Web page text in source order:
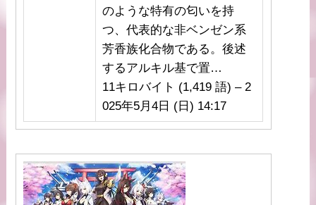
のような特有の匂いを持
つ、代表的な非ベンゼン系
芳香族化合物である。後述
するアルキル基で置…
11キロバイト (1,419 語) – 2
025年5月4日 (日) 14:17